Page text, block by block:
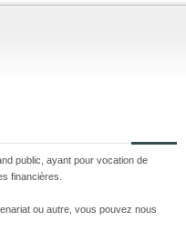
public, ayant pour vocation de
financières.
ou autre, vous pouvez nous